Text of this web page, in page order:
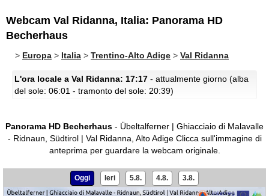
Webcam Val Ridanna, Italia: Panorama HD
Becherhaus
> Europa > Italia > Trentino-Alto Adige > Val Ridanna
L'ora locale a Val Ridanna: 17:17 - attualmente giorno (alba
del sole: 06:01 - tramonto del sole: 20:39)
Panorama HD Becherhaus - Übeltalferner | Ghiacciaio di Malavalle
- Ridnaun, Südtirol | Val Ridanna, Alto AdigeClicca sull'immagine di
anteprima per guardare la webcam originale.
Oggi Ieri 5.8. 4.8. 3.8.